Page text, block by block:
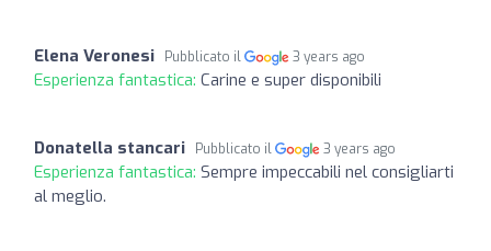
Elena Veronesi Pubblicato il 3 years ago
Esperienza fantastica: Carine e super disponibili
Donatella stancari Pubblicato il 3 years ago
Esperienza fantastica: Sempre impeccabili nel consigliarti
al meglio.